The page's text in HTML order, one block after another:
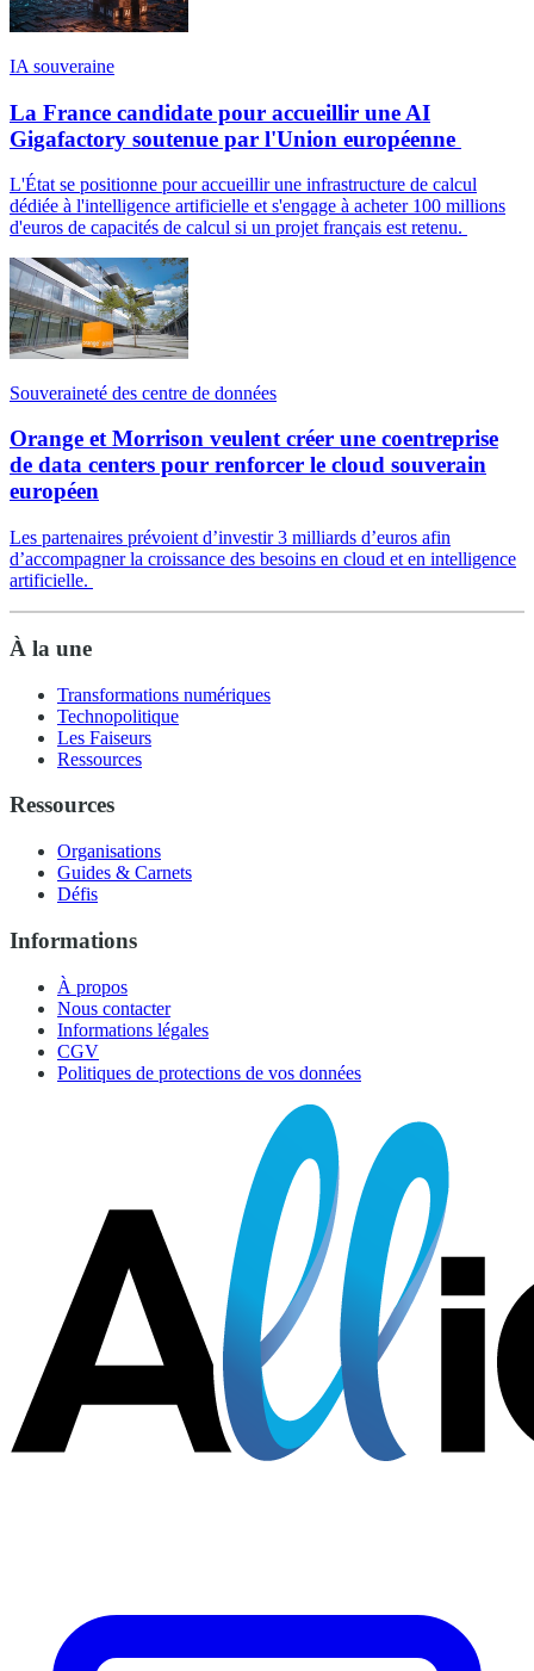
IA souveraine
La France candidate pour accueillir une AI
Gigafactory soutenue par l'Union européenne
L'État se positionne pour accueillir une infrastructure de calcul
dédiée à l'intelligence artificielle et s'engage à acheter 100 millions
d'euros de capacités de calcul si un projet français est retenu.
Souveraineté des centre de données
Orange et Morrison veulent créer une coentreprise
de data centers pour renforcer le cloud souverain
européen
Les partenaires prévoient d’investir 3 milliards d’euros afin
d’accompagner la croissance des besoins en cloud et en intelligence
artificielle.
À la une
Transformations numériques
Technopolitique
Les Faiseurs
Ressources
Ressources
Organisations
Guides & Carnets
Défis
Informations
À propos
Nous contacter
Informations légales
CGV
Politiques de protections de vos données